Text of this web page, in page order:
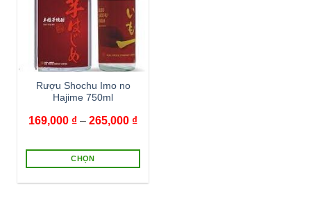
Rượu Shochu Imo no
Hajime 750ml
169,000 ₫ – 265,000 ₫Khoảng
169,000 ₫
đến
CHỌN